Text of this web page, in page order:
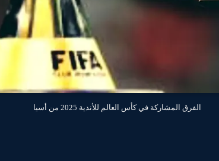
الفرق المشاركة في كأس العالم للأندية 2025 من أسيا